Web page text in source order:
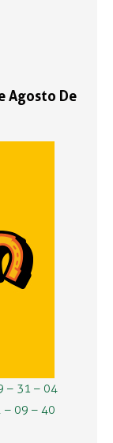
Agosto De
– 31 – 04
– 09 – 40